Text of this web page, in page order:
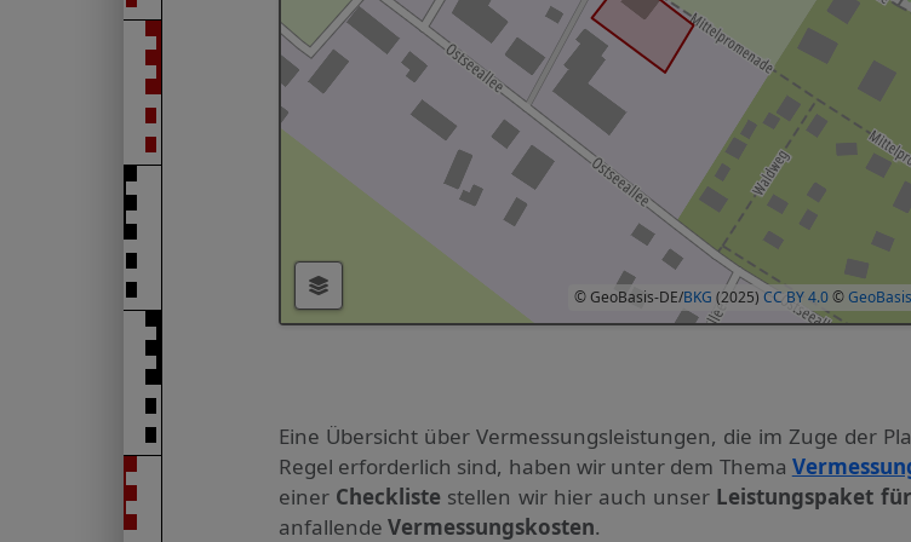
© GeoBasis-DE/BKG (2025) CC BY 4.0 ©
Eine Übersicht über Vermessungs­leistungen, die im Zuge der
Regel erforderlich sind, haben wir unter dem Thema
einer Checkliste stellen wir hier auch unser Leistungspaket
anfallende Vermessungskosten.